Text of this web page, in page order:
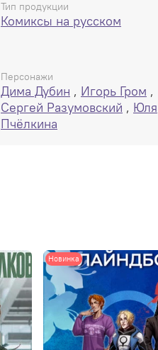
Тип продукции
Комиксы на русском
Персонажи
Дима Дубин , Игорь Гром ,
Сергей Разумовский , Юля
Пчёлкина
Новинка